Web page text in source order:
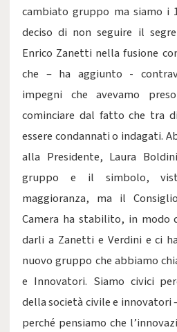
cambiato gruppo ma siamo i
deciso di non seguire il
Enrico Zanetti nella fusione
che – ha aggiunto -
impegni che avevamo
cominciare dal fatto che tra
essere condannati o indagati.
alla Presidente, Laura
gruppo e il simbolo,
maggioranza, ma il
Camera ha stabilito, in
darli a Zanetti e Verdini e ci
nuovo gruppo che abbiamo
e Innovatori. Siamo civici
della società civile e innovatori
perché pensiamo che